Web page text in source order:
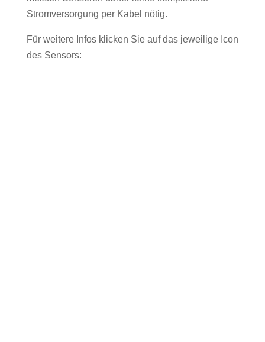
Stromversorgung per Kabel nötig.
Für weitere Infos klicken Sie auf das jeweilige Icon
des Sensors: